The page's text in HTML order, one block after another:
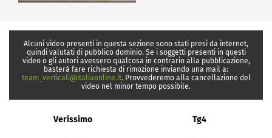
Alcuni video presenti in questa sezione sono stati presi da internet,
quindi valutati di pubblico dominio. Se i soggetti presenti in questi
video o gli autori avessero qualcosa in contrario alla pubblicazione,
basterà fare richiesta di rimozione inviando una mail a:
team_verticali@italiaonline.it. Provvederemo alla cancellazione del
video nel minor tempo possibile.
Verissimo Tg4